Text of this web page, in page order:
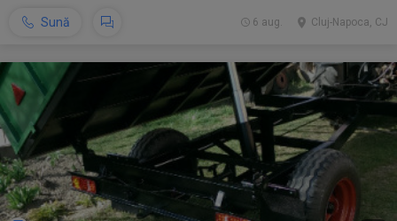
Sună Cluj-Napoca, CJ
6 aug.